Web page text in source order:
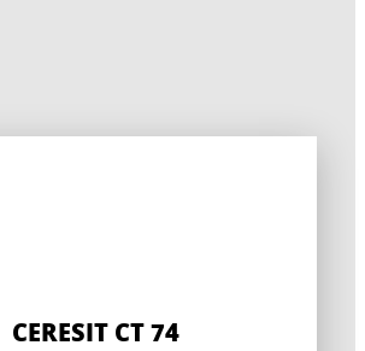
CERESIT CT 74